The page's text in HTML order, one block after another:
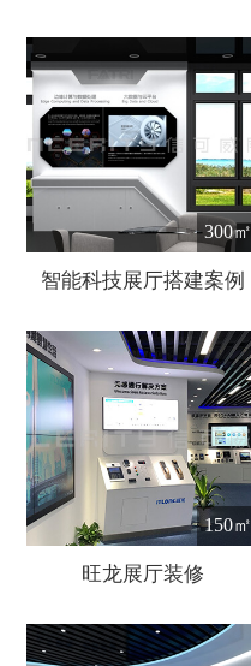
300㎡
智能科技展厅搭建案例
150㎡
旺龙展厅装修